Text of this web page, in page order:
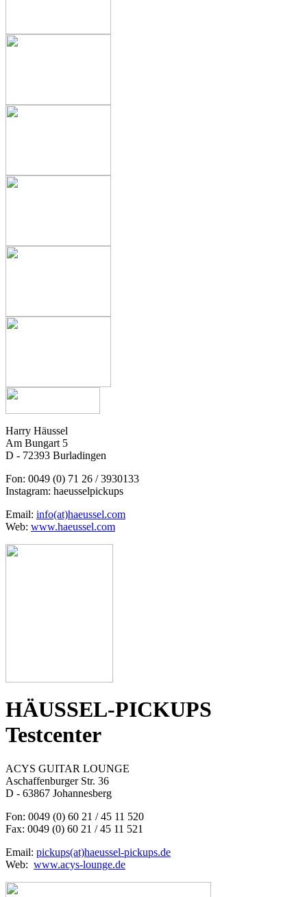
Harry Häussel
Am Bungart 5
D - 72393 Burladingen
Fon: 0049 (0) 71 26 / 3930133
Instagram: haeusselpickups
Email: info(at)haeussel.com
Web: www.haeussel.com
HÄUSSEL-PICKUPS
Testcenter
ACYS GUITAR LOUNGE
Aschaffenburger Str. 36
D - 63867 Johannesberg
Fon: 0049 (0) 60 21 / 45 11 520
Fax: 0049 (0) 60 21 / 45 11 521
Email: pickups(at)haeussel-pickups.de
Web: www.acys-lounge.de